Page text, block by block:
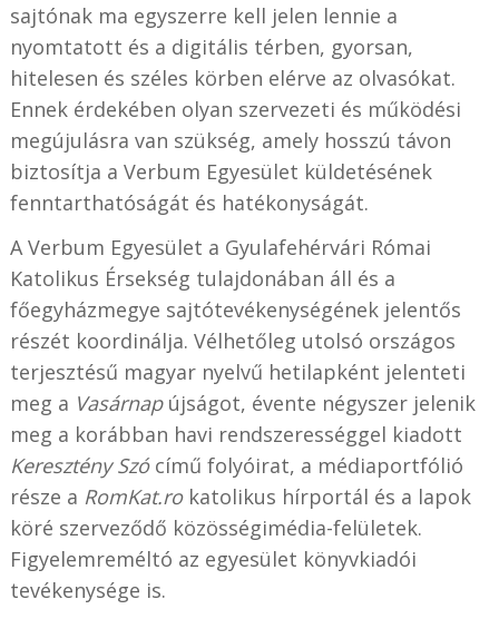
sajtónak ma egyszerre kell jelen lennie a
nyomtatott és a digitális térben, gyorsan,
hitelesen és széles körben elérve az olvasókat.
Ennek érdekében olyan szervezeti és működési
megújulásra van szükség, amely hosszú távon
biztosítja a Verbum Egyesület küldetésének
fenntarthatóságát és hatékonyságát.
A Verbum Egyesület a Gyulafehérvári Római
Katolikus Érsekség tulajdonában áll és a
főegyházmegye sajtótevékenységének jelentős
részét koordinálja. Vélhetőleg utolsó országos
terjesztésű magyar nyelvű hetilapként jelenteti
meg a Vasárnapújságot, évente négyszer jelenik
meg a korábban havi rendszerességgel kiadott
Keresztény Szócímű folyóirat, a médiaportfólió
része a RomKat.rokatolikus hírportál és a lapok
köré szerveződő közösségimédia-felületek.
Figyelemreméltó az egyesület könyvkiadói
tevékenysége is.